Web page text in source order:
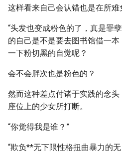
这样看来自己会认错也是在所难
“头发也变成粉色的了，真是罪
的自己是不是要去图书馆借一
一下粉切黑的自觉呢？
会不会胖次也是粉色的？
然而这种差点付诸于实践的念
座位上的少女所打断。
“你觉得我是谁？”
“欺负**无下限性格扭曲暴力的